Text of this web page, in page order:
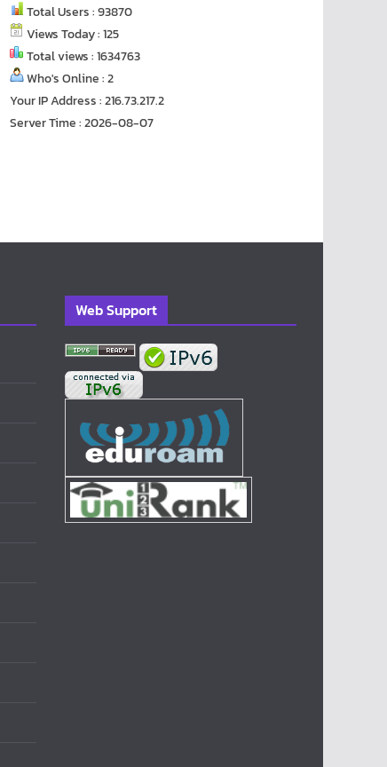
Total Users : 93870
Views Today : 125
Total views : 1634763
Who's Online : 2
Your IP Address : 216.73.217.2
Server Time : 2026-08-07
Web Support